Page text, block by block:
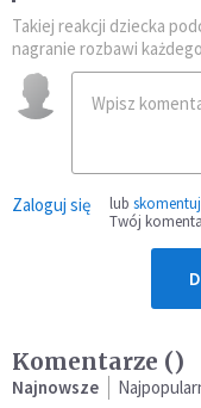
Takiej reakcji dziecka
nagranie rozbawi każdego
Zaloguj się lub
Twój
Komentarze ()
Najnowsze